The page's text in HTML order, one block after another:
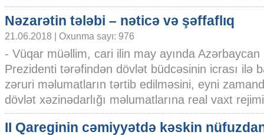
Nəzarətin tələbi – nəticə və şəffaflıq
21.06.2018 | Oxunma sayı: 976
- Vüqar müəllim, cari ilin may ayında Azərbaycan
Prezidenti tərəfindən dövlət büdcəsinin icrası ilə
zəruri məlumatların tərtib edilməsini, eyni
dövlət xəzinədarlığı məlumatlarına real vaxt
II Qareginin cəmiyyətdə kəskin